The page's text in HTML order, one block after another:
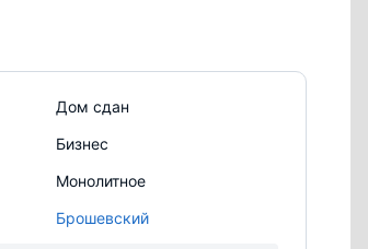
Дом сдан
Бизнес
Монолитное
Брошевский